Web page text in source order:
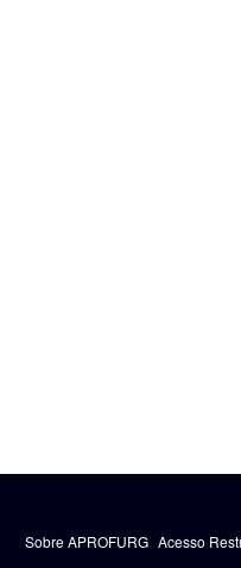
Sobre APROFURG Acesso